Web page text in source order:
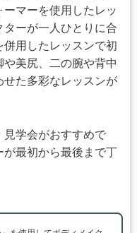
マーを使用したレッ
ーが一人ひとりに合
用したレッスンで初
美尻、二の腕や背中
せた多彩なレッスンが
見学会がおすすめで
最初から最後まで丁